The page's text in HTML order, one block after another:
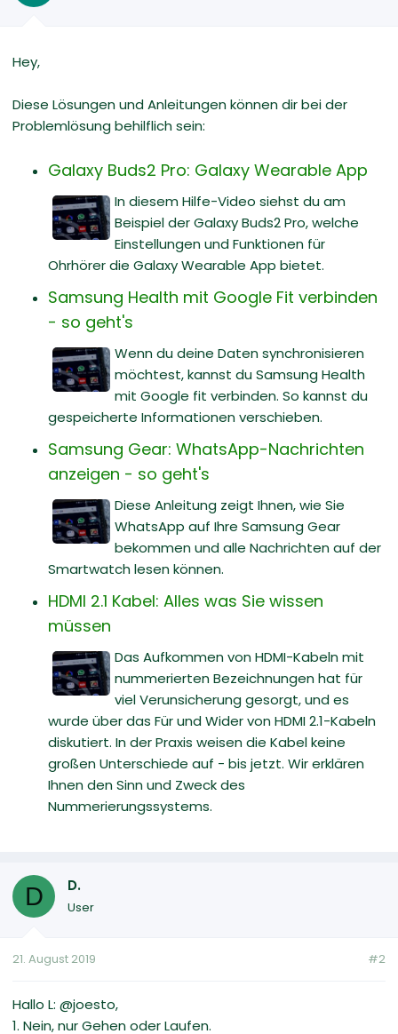
Hey,
Diese Lösungen und Anleitungen können dir bei der
Problemlösung behilflich sein:
Galaxy Buds2 Pro: Galaxy Wearable App
In diesem Hilfe-Video siehst du am
Beispiel der Galaxy Buds2 Pro, welche
Einstellungen und Funktionen für
Ohrhörer die Galaxy Wearable App bietet.
Samsung Health mit Google Fit verbinden
- so geht's
Wenn du deine Daten synchronisieren
möchtest, kannst du Samsung Health
mit Google fit verbinden. So kannst du
gespeicherte Informationen verschieben.
Samsung Gear: WhatsApp-Nachrichten
anzeigen - so geht's
Diese Anleitung zeigt Ihnen, wie Sie
WhatsApp auf Ihre Samsung Gear
bekommen und alle Nachrichten auf der
Smartwatch lesen können.
HDMI 2.1 Kabel: Alles was Sie wissen
müssen
Das Aufkommen von HDMI-Kabeln mit
nummerierten Bezeichnungen hat für
viel Verunsicherung gesorgt, und es
wurde über das Für und Wider von HDMI 2.1-Kabeln
diskutiert. In der Praxis weisen die Kabel keine
großen Unterschiede auf - bis jetzt. Wir erklären
Ihnen den Sinn und Zweck des
Nummerierungssystems.
D D.
User
21. August 2019 #2
Hallo L: @joesto,
1. Nein, nur Gehen oder Laufen.